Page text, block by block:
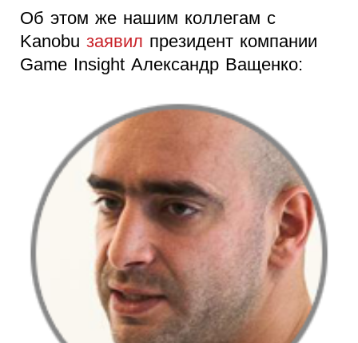
Об этом же нашим коллегам с
Kanobu заявил президент компании
Game Insight Александр Ващенко: